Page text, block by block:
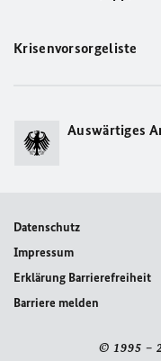
Krisenvorsorgeliste
Auswärtiges
Datenschutz
Impressum
Erklärung Barrierefreiheit
Barriere melden
© 1995 –